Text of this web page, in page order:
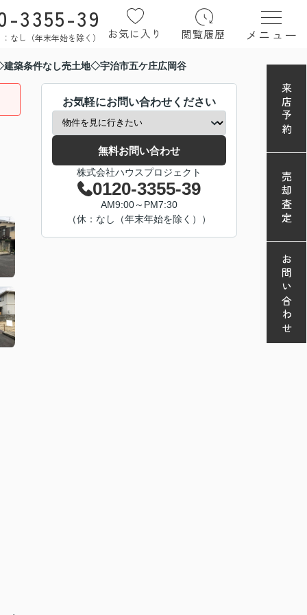
3355-39
なし（年末年始を除く） お気に入り 閲覧履歴 メニュー
築条件なし売土地◇宇治市五ケ庄広岡谷
お気軽にお問い合わせください
無料お問い合わせ
株式会社ハウスプロジェクト
0120-3355-39
AM9:00～PM7:30
（休：なし（年末年始を除く））
来店予約
売却査定
お問い合わせ